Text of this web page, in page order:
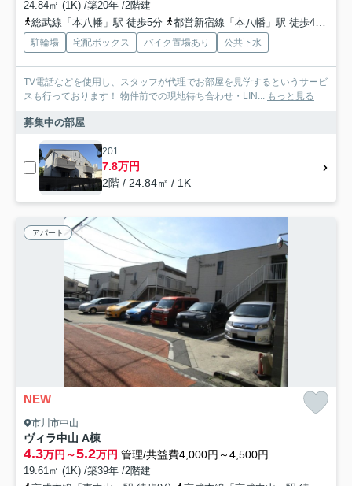
24.84㎡ (1K) /築20年 /2階建
総武線「本八幡」駅 徒歩5分
都営新宿線「本八幡」駅 徒歩4分
駐輪場 宅配ボックス バイク置場あり 公共下水
TV電話などを使用し、スタッフが代理でお部屋を見学するというサービ
スも行っております！ 物件前での現地待ち合わせ・LIN... もっと見る
募集中の部屋
201
7.8万円
2階 / 24.84㎡ / 1K
アパート
NEW
市川市中山
ヴィラ中山 A棟
4.3万円～5.2万円 管理/共益費4,000円～4,500円
19.61㎡ (1K) /築39年 /2階建